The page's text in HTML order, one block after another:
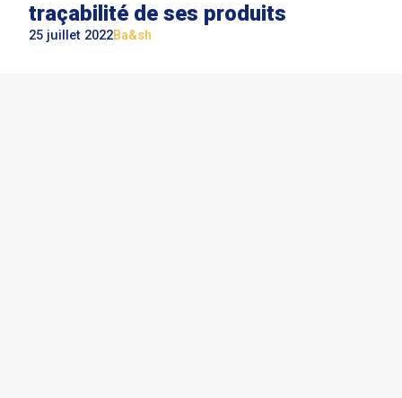
traçabilité de ses produits
25 juillet 2022Ba&sh